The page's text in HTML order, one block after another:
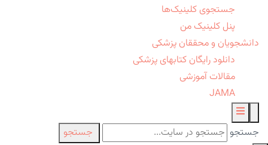
جستجوی کلینیک‌ها
پنل کلینیک من
دانشجویان و محققان پزشکی
دانلود رایگان کتابهای پزشکی
مقالات آموزشی
JAMA
جستجو جستجو